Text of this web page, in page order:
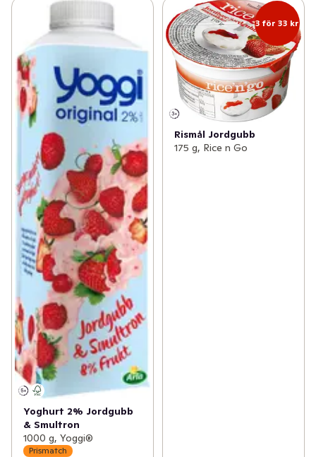
Yoghurt 2% Jordgubb
& Smultron
1000 g, Yoggi®
Prismatch
3 för 33 kr
Rismål Jordgubb
175 g, Rice n Go